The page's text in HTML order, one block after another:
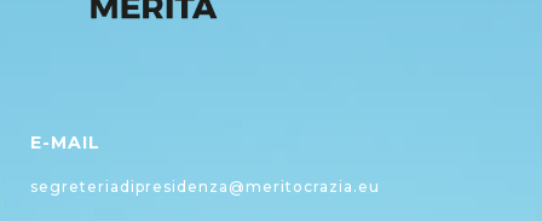
E-MAIL
segreteriadipresidenza@meritocrazia.eu